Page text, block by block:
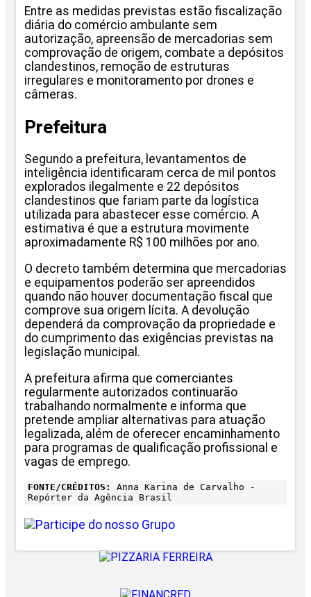
Entre as medidas previstas estão fiscalização
diária do comércio ambulante sem
autorização, apreensão de mercadorias sem
comprovação de origem, combate a depósitos
clandestinos, remoção de estruturas
irregulares e monitoramento por drones e
câmeras.
Prefeitura
Segundo a prefeitura, levantamentos de
inteligência identificaram cerca de mil pontos
explorados ilegalmente e 22 depósitos
clandestinos que fariam parte da logística
utilizada para abastecer esse comércio. A
estimativa é que a estrutura movimente
aproximadamente R$ 100 milhões por ano.
O decreto também determina que mercadorias
e equipamentos poderão ser apreendidos
quando não houver documentação fiscal que
comprove sua origem lícita. A devolução
dependerá da comprovação da propriedade e
do cumprimento das exigências previstas na
legislação municipal.
A prefeitura afirma que comerciantes
regularmente autorizados continuarão
trabalhando normalmente e informa que
pretende ampliar alternativas para atuação
legalizada, além de oferecer encaminhamento
para programas de qualificação profissional e
vagas de emprego.
FONTE/CRÉDITOS:
Anna Karina de Carvalho -
Repórter da Agência Brasil